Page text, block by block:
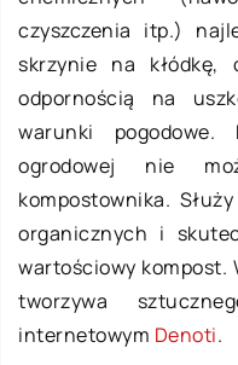
czyszczenia itp.)
skrzynie na kłódkę,
odpornością na
warunki pogodowe.
ogrodowej nie
kompostownika.
organicznych i
wartościowy kompost.
tworzywa
internetowym Denoti.